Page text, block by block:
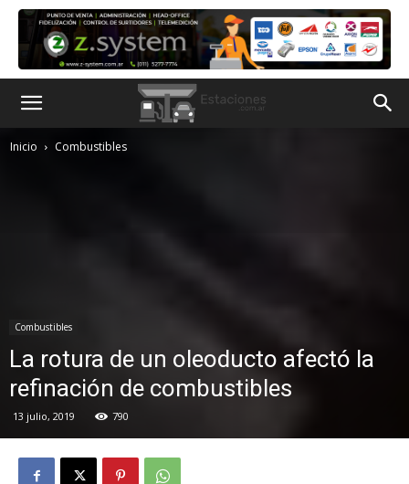
Inicio Combustibles
Combustibles
La rotura de un oleoducto afectó la
refinación de combustibles
13 julio, 2019 790